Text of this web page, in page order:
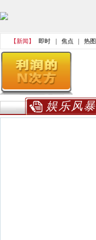
【新闻】 即时 焦点 热图
娱乐风暴